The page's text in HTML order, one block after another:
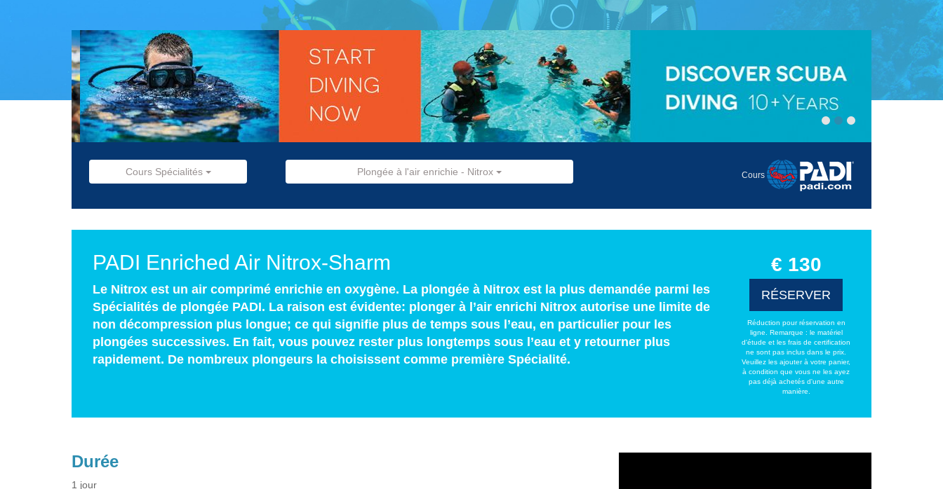
Cours Spécialités Plongée à l'air enrichie - Nitrox Cours
PADI Enriched Air Nitrox-Sharm
Le Nitrox est un air comprimé enrichie en oxygène. La plongée à Nitrox est la plus demandée parmi les
Spécialités de plongée PADI. La raison est évidente: plonger à l’air enrichi Nitrox autorise une limite de
non décompression plus longue; ce qui signifie plus de temps sous l’eau, en particulier pour les
plongées successives. En fait, vous pouvez rester plus longtemps sous l’eau et y retourner plus
rapidement. De nombreux plongeurs la choisissent comme première Spécialité.
€ 130
RÉSERVER
Réduction pour réservation en
ligne. Remarque : le matériel
d'étude et les frais de certification
ne sont pas inclus dans le prix.
Veuillez les ajouter à votre panier,
à condition que vous ne les ayez
pas déjà achetés d'une autre
manière.
Durée
1 jour